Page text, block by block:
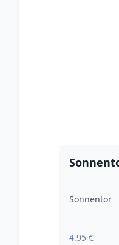
Sonnentor
4.95 €